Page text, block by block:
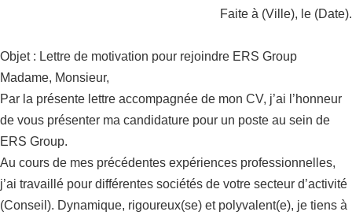
Faite à (Ville), le (Date).
Objet : Lettre de motivation pour rejoindre ERS Group
Madame, Monsieur,
Par la présente lettre accompagnée de mon CV, j’ai l’honneur
de vous présenter ma candidature pour un poste au sein de
ERS Group.
Au cours de mes précédentes expériences professionnelles,
j’ai travaillé pour différentes sociétés de votre secteur d’activité
(Conseil). Dynamique, rigoureux(se) et polyvalent(e), je tiens à